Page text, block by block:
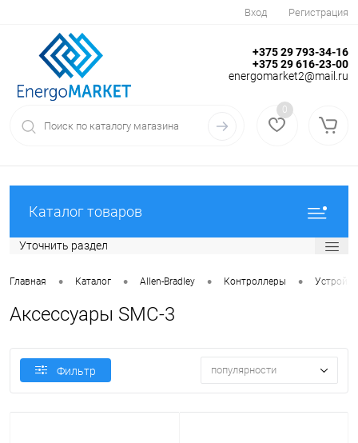
Вход Регистрация
+375 29 793-34-16
+375 29 616-23-00
energomarket2@mail.ru
0
Каталог товаров
Уточнить раздел
Главная • Каталог • Allen-Bradley • Контроллеры •
Аксессуары SMC-3
Фильтр популярности